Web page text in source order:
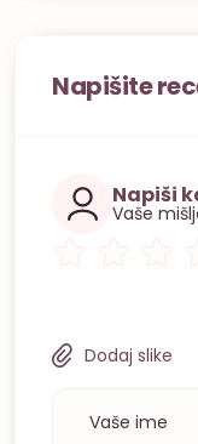
Napišite
Napiši
Vaše
Dodaj slike